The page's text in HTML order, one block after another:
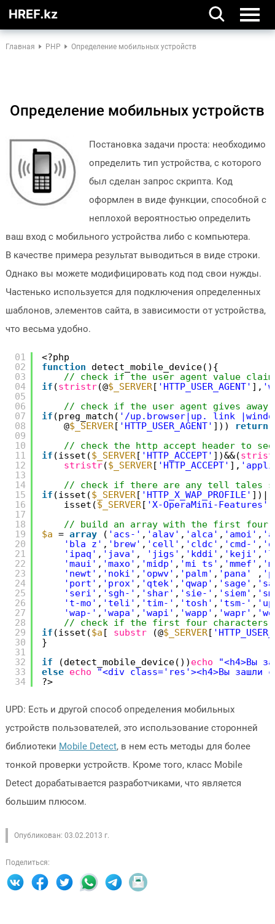
Главная PHP Определение мобильных устройств
Определение мобильных устройств
Постановка задачи проста: необходимо
определить тип устройства, с которого
был сделан запрос скрипта. Код
оформлен в виде функции, способной с
неплохой вероятностью определить
ваш вход с мобильного устройства либо с компьютера.
В качестве примера результат выводиться в виде строки.
Однако вы можете модифицировать код под свои нужды.
Частенько используется для подключения определенных
шаблонов, элементов сайта, в зависимости от устройства,
что весьма удобно.
01
02
03
04
05
06
07
08
09
10
11
12
13
14
15
16
17
18
19
20
21
22
23
24
25
26
27
28
29
30
31
32
33
34
<?php
function
detect_mobile_device(){
// check if the user agent value
if (stristr(@$_SERVER[ 'HTTP_USER_AGENT' ],
// check if the user agent gives
if (preg_match( '/up.browser|up. link
@$_SERVER[ 'HTTP_USER_AGENT' ])) return
// check the http accept header to
if (isset($_SERVER[ 'HTTP_ACCEPT' ])&&(
stristr($_SERVER[ 'HTTP_ACCEPT' ],
// check if there are any tell tales
if (isset($_SERVER[ 'HTTP_X_WAP_PROFILE'
isset($_SERVER[ 'X-OperaMini-Features'
// build an array with the first four
$a = array ( 'acs-' , 'alav' , 'alca' , 'amoi' ,
'bla z' , 'brew' , 'cell' , 'cldc' , 'cmd-' ,
'ipaq' , 'java' , 'jigs' , 'kddi' , 'keji' ,
'maui' , 'maxo' , 'midp' , 'mi ts' , 'mmef' ,
'newt' , 'noki' , 'opwv' , 'palm' , 'pana' ,
'port' , 'prox' , 'qtek' , 'qwap' , 'sage' ,
'seri' , 'sgh-' , 'shar' , 'sie-' , 'siem' ,
't-mo' , 'teli' , 'tim-' , 'tosh' , 'tsm-' ,
'wap-' , 'wapa' , 'wapi' , 'wapp' , 'wapr' ,
// check if the first four characters
if (isset($a [ substr (@$_SERVER[
}
if
(detect_mobile_device()) echo
"<h4>Вы
else echo
"<div class='res'><h4>Вы зашли с
?>
UPD: Есть и другой способ определения мобильных
устройств пользователей, это использование сторонней
библиотеки Mobile Detect, в нем есть методы для более
тонкой проверки устройств. Кроме того, класс Mobile
Detect дорабатывается разработчиками, что является
большим плюсом.
Опубликован: 03.02.2013 г.
Поделиться: